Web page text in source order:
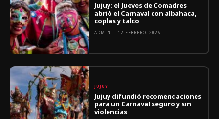
Jujuy: el Jueves de Comadres
abrió el Carnaval con albahaca,
coplas y talco
ADMIN - 12 FEBRERO, 2026
JUJUY
Jujuy difundió recomendaciones
para un Carnaval seguro y sin
violencias